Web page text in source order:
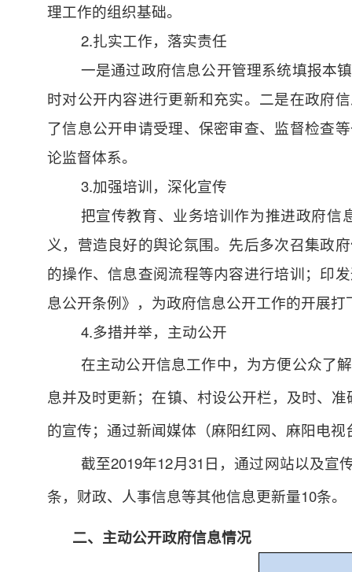
理工作的组织基础。
2.扎实工作，落实责任
一是通过政府信息公开管理系统填报本
时对公开内容进行更新和充实。二是在政府
了信息公开申请受理、保密审查、监督检查
论监督体系。
3.加强培训，深化宣传
把宣传教育、业务培训作为推进政府
义，营造良好的舆论氛围。先后多次召集政
的操作、信息查阅流程等内容进行培训；印
息公开条例》，为政府信息公开工作的开展
4.多措并举，主动公开
在主动公开信息工作中，为方便公众了
息并及时更新；在镇、村设公开栏，及时、
的宣传；通过新闻媒体（麻阳红网、麻阳电
截至2019年12月31日，通过网站以及宣
条，财政、人事信息等其他信息更新量10条。
二、主动公开政府信息情况